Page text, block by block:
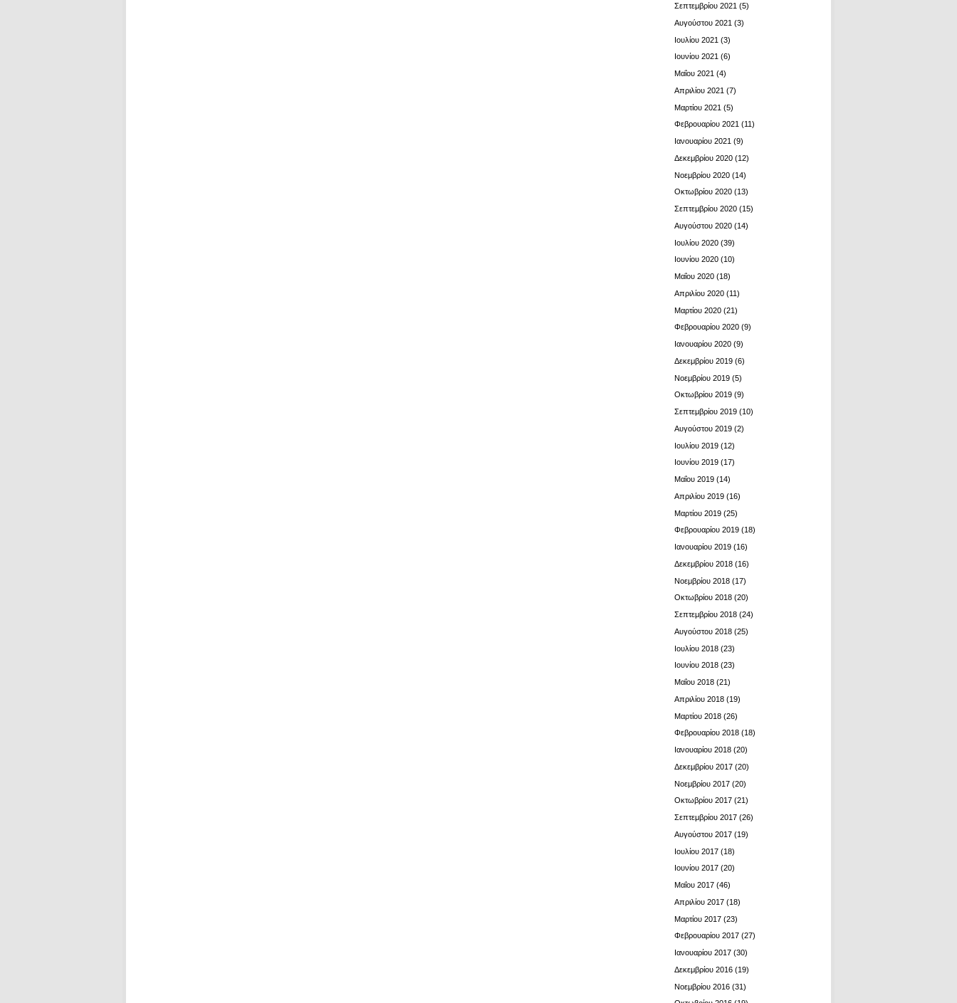
Σεπτεμβρίου 2021 (5)
Αυγούστου 2021 (3)
Ιουλίου 2021 (3)
Ιουνίου 2021 (6)
Μαΐου 2021 (4)
Απριλίου 2021 (7)
Μαρτίου 2021 (5)
Φεβρουαρίου 2021 (11)
Ιανουαρίου 2021 (9)
Δεκεμβρίου 2020 (12)
Νοεμβρίου 2020 (14)
Οκτωβρίου 2020 (13)
Σεπτεμβρίου 2020 (15)
Αυγούστου 2020 (14)
Ιουλίου 2020 (39)
Ιουνίου 2020 (10)
Μαΐου 2020 (18)
Απριλίου 2020 (11)
Μαρτίου 2020 (21)
Φεβρουαρίου 2020 (9)
Ιανουαρίου 2020 (9)
Δεκεμβρίου 2019 (6)
Νοεμβρίου 2019 (5)
Οκτωβρίου 2019 (9)
Σεπτεμβρίου 2019 (10)
Αυγούστου 2019 (2)
Ιουλίου 2019 (12)
Ιουνίου 2019 (17)
Μαΐου 2019 (14)
Απριλίου 2019 (16)
Μαρτίου 2019 (25)
Φεβρουαρίου 2019 (18)
Ιανουαρίου 2019 (16)
Δεκεμβρίου 2018 (16)
Νοεμβρίου 2018 (17)
Οκτωβρίου 2018 (20)
Σεπτεμβρίου 2018 (24)
Αυγούστου 2018 (25)
Ιουλίου 2018 (23)
Ιουνίου 2018 (23)
Μαΐου 2018 (21)
Απριλίου 2018 (19)
Μαρτίου 2018 (26)
Φεβρουαρίου 2018 (18)
Ιανουαρίου 2018 (20)
Δεκεμβρίου 2017 (20)
Νοεμβρίου 2017 (20)
Οκτωβρίου 2017 (21)
Σεπτεμβρίου 2017 (26)
Αυγούστου 2017 (19)
Ιουλίου 2017 (18)
Ιουνίου 2017 (20)
Μαΐου 2017 (46)
Απριλίου 2017 (18)
Μαρτίου 2017 (23)
Φεβρουαρίου 2017 (27)
Ιανουαρίου 2017 (30)
Δεκεμβρίου 2016 (19)
Νοεμβρίου 2016 (31)